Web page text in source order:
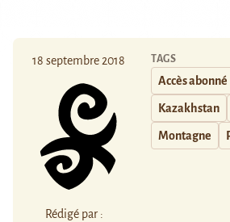
18 septembre 2018
Rédigé par :
TAGS
Accès abonné
Kazakhstan
Montagne